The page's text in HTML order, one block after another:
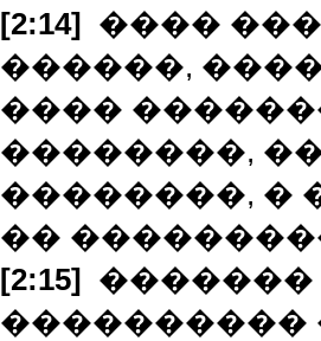
[2:14] ����
������,
����
��������,
��������, �
��
[2:15] �������
����������